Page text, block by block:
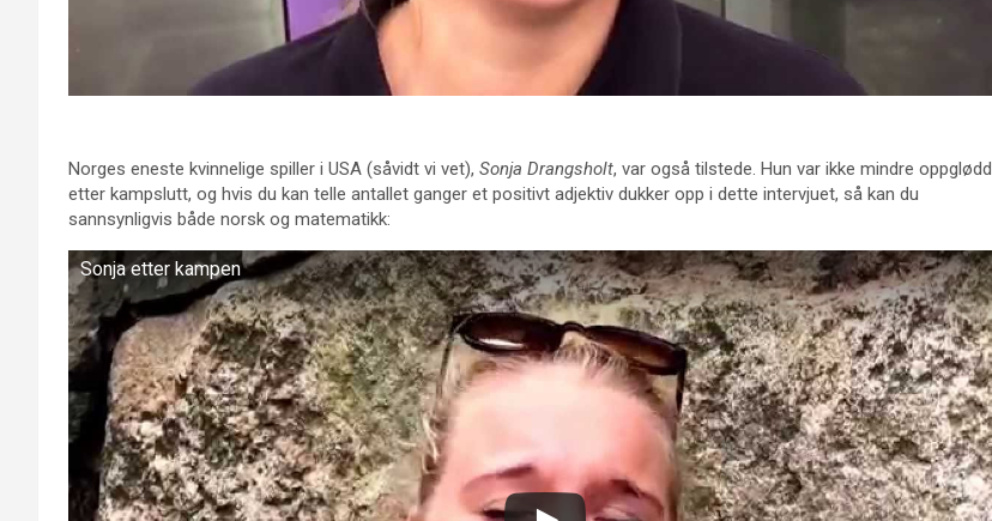
Norges eneste kvinnelige spiller i USA (såvidt vi vet), Sonja Drangsholt, var også tilstede. Hun var ikke mindre oppglødd
etter kampslutt, og hvis du kan telle antallet ganger et positivt adjektiv dukker opp i dette intervjuet, så kan du
sannsynligvis både norsk og matematikk:
Sonja etter kampen